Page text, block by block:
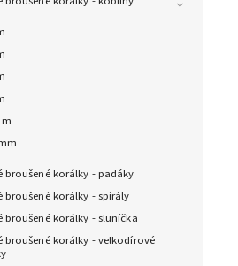
broušené korálky - padáky
broušené korálky - spirály
broušené korálky - sluníčka
broušené korálky - velkodírové